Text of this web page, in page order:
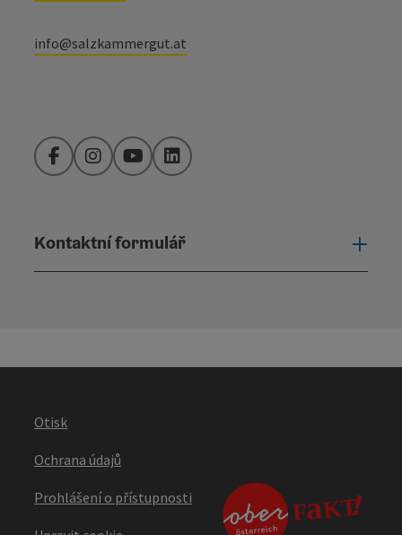
info@salzkammergut.at
FacebookInstagramYouTubeLinkedIn
Kontaktní formulář
Otisk
Ochrana údajů
Prohlášení o přístupnosti